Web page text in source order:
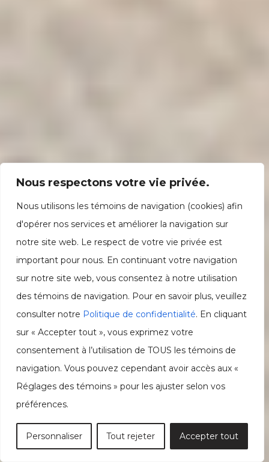
Nous respectons votre vie privée.
Nous utilisons les témoins de navigation (cookies) afin
d'opérer nos services et améliorer la navigation sur
notre site web. Le respect de votre vie privée est
important pour nous. En continuant votre navigation
sur notre site web, vous consentez à notre utilisation
des témoins de navigation. Pour en savoir plus, veuillez
consulter notre Politique de confidentialité. En cliquant
sur « Accepter tout », vous exprimez votre
consentement à l’utilisation de TOUS les témoins de
navigation. Vous pouvez cependant avoir accès aux «
Réglages des témoins » pour les ajuster selon vos
préférences.
Personnaliser Tout rejeter Accepter tout